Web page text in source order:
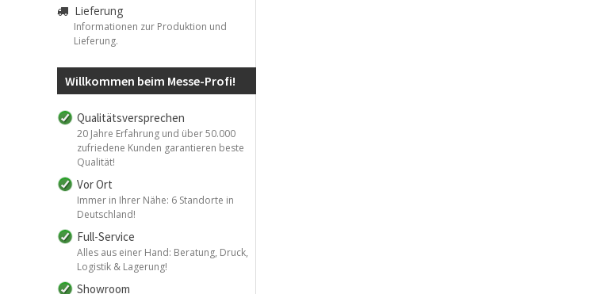
Lieferung
Informationen zur Produktion und
Lieferung.
Willkommen beim Messe-Profi!
Qualitätsversprechen
20 Jahre Erfahrung und über 50.000
zufriedene Kunden garantieren beste
Qualität!
Vor Ort
Immer in Ihrer Nähe: 6 Standorte in
Deutschland!
Full-Service
Alles aus einer Hand: Beratung, Druck,
Logistik & Lagerung!
Showroom